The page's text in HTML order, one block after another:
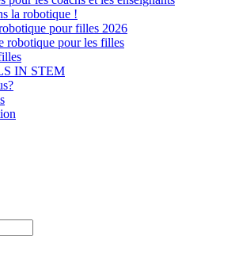
la robotique !
pour filles 2026
robotique pour les filles
IN STEM